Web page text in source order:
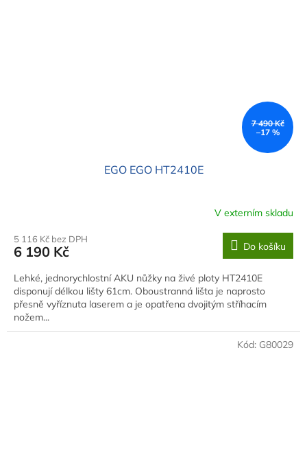
7 490 Kč
–17 %
EGO EGO HT2410E
V externím skladu
5 116 Kč bez DPH
6 190 Kč Do košíku
Lehké, jednorychlostní AKU nůžky na živé ploty HT2410E
disponují délkou lišty 61cm. Oboustranná lišta je naprosto
přesně vyříznuta laserem a je opatřena dvojitým stříhacím
nožem...
Kód: G80029